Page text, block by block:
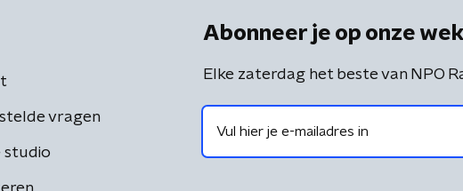
vragen
studio
Abonneer je op onze
Elke zaterdag het beste van NPO